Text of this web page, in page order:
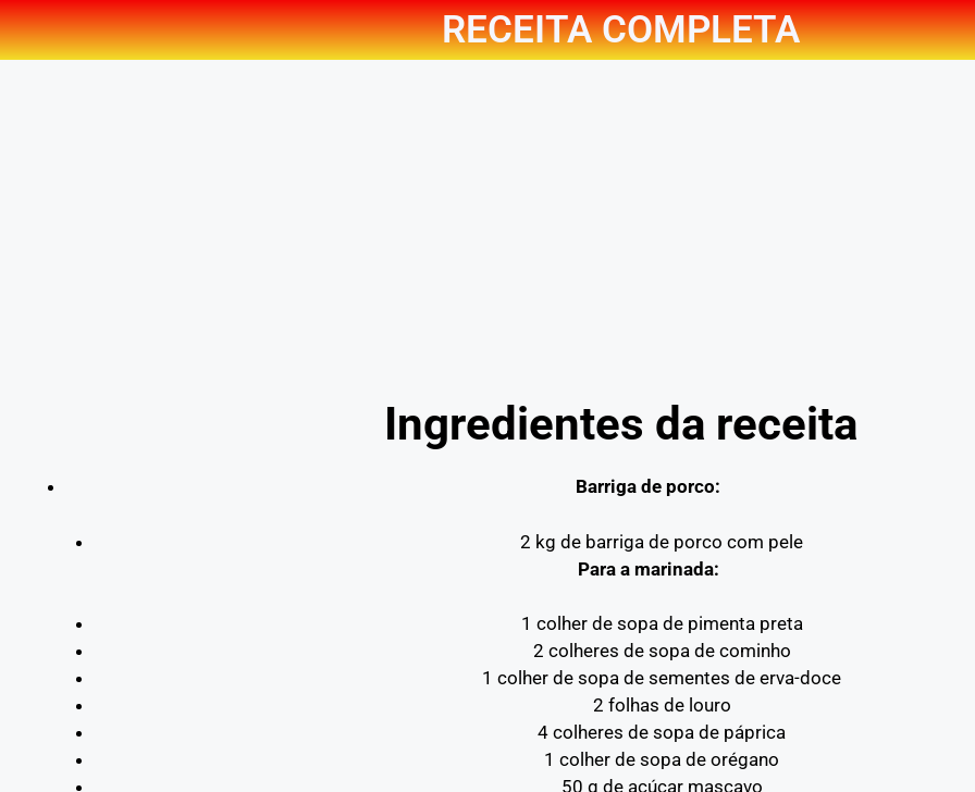
RECEITA COMPLETA
Ingredientes da receita
Barriga de porco:
2 kg de barriga de porco com pele
Para a marinada:
1 colher de sopa de pimenta preta
2 colheres de sopa de cominho
1 colher de sopa de sementes de erva-doce
2 folhas de louro
4 colheres de sopa de páprica
1 colher de sopa de orégano
50 g de açúcar mascavo